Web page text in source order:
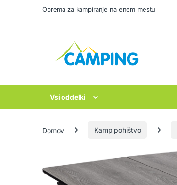
Skip to navigation
Skip to contentOprema za kampiranje na enem mestu
Vsi oddelki
Domov Kamp pohištvo